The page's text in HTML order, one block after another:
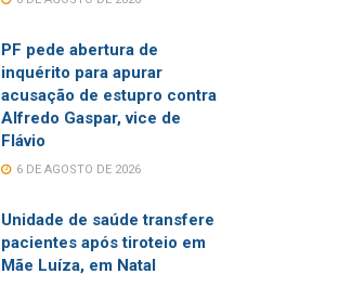
PF pede abertura de
inquérito para apurar
acusação de estupro contra
Alfredo Gaspar, vice de
Flávio
6 DE AGOSTO DE 2026
Unidade de saúde transfere
pacientes após tiroteio em
Mãe Luíza, em Natal